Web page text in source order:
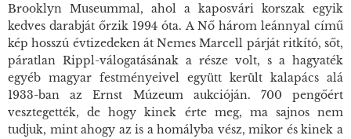
Brooklyn Museummal, ahol a kaposvári korszak egyik
kedves darabját őrzik 1994 óta. A Nő három leánnyalcímű
kép hosszú évtizedeken át Nemes Marcell párját ritkító, sőt,
páratlan Rippl-válogatásának a része volt, s a hagyaték
egyéb magyar festményeivel együtt került kalapács alá
1933-ban az Ernst Múzeum aukcióján. 700 pengőért
vesztegették, de hogy kinek érte meg, ma sajnos nem
tudjuk, mint ahogy az is a homályba vész, mikor és kinek a